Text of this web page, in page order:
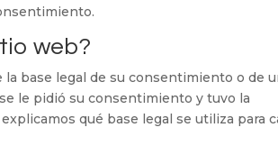
web?
base legal de su consentimiento o de
le pidió su consentimiento y tuvo la
qué base legal se utiliza para